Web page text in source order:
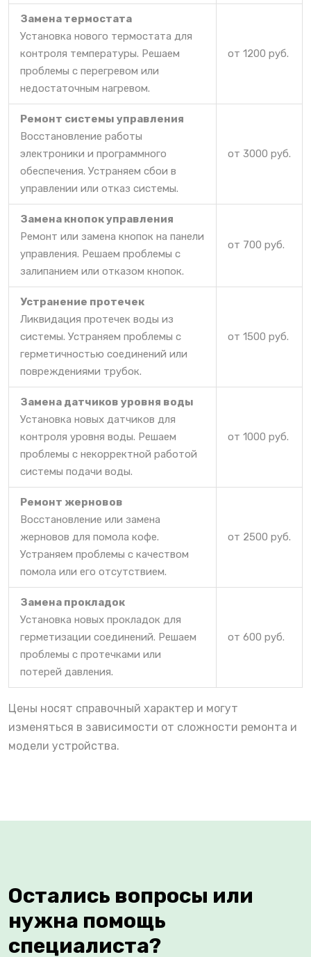
Замена термостата
Установка нового термостата для
контроля температуры. Решаем
проблемы с перегревом или
недостаточным нагревом.
от 1200 руб.
Ремонт системы управления
Восстановление работы
электроники и программного
обеспечения. Устраняем сбои в
управлении или отказ системы.
от 3000 руб.
Замена кнопок управления
Ремонт или замена кнопок на панели
управления. Решаем проблемы с
залипанием или отказом кнопок.
от 700 руб.
Устранение протечек
Ликвидация протечек воды из
системы. Устраняем проблемы с
герметичностью соединений или
повреждениями трубок.
от 1500 руб.
Замена датчиков уровня воды
Установка новых датчиков для
контроля уровня воды. Решаем
проблемы с некорректной работой
системы подачи воды.
от 1000 руб.
Ремонт жерновов
Восстановление или замена
жерновов для помола кофе.
Устраняем проблемы с качеством
помола или его отсутствием.
от 2500 руб.
Замена прокладок
Установка новых прокладок для
герметизации соединений. Решаем
проблемы с протечками или
потерей давления.
от 600 руб.
Цены носят справочный характер и могут
изменяться в зависимости от сложности ремонта и
модели устройства.
Остались вопросы или
нужна помощь
специалиста?